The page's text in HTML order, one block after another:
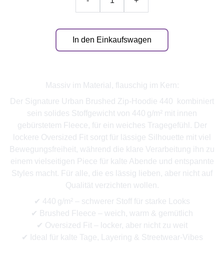
In den Einkaufswagen
Massiv im Material, flauschig im Kern:
Der Signature Urban Brushed Zip-Hoodie 440 kombiniert
sein solides Stoffgewicht von 440 g/m² mit innen
gebürstetem Fleece, für ein weiches Tragegefühl. Der
lockere Oversized Fit sorgt für lässige Silhouette mit viel
Bewegungsfreiheit, während die klare Verarbeitung ihn zu
einem vielseitigen Piece für kalte Abende und entspannte
Styles macht. Für alle, die es lässig lieben, aber nicht auf
Qualität verzichten wollen.
✔ 440 g/m² – schwerer Stoff für starke Looks
✔ Brushed Fleece – weich, warm & gemütlich
✔ Oversized Fit – locker, aber nicht zu weit
✔ Ideal für kalte Tage, Layering & Streetwear-Vibes